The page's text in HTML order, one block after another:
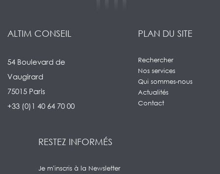
ALTIM CONSEIL
54 Boulevard de
Vaugirard
75015 Paris
+33 (0)1 40 64 70 00
PLAN DU SITE
Rechercher
Nos services
Qui sommes-nous
Actualités
Contact
RESTEZ INFORMÉS
Je m'inscris à la Newsletter